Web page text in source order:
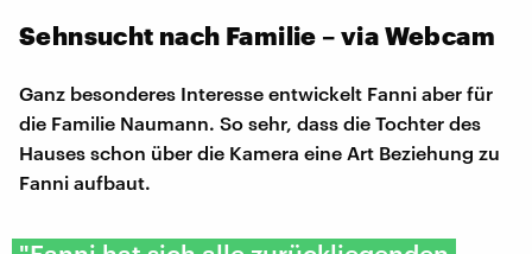
Sehnsucht nach Familie – via Webcam
Ganz besonderes Interesse entwickelt Fanni aber für
die Familie Naumann. So sehr, dass die Tochter des
Hauses schon über die Kamera eine Art Beziehung zu
Fanni aufbaut.